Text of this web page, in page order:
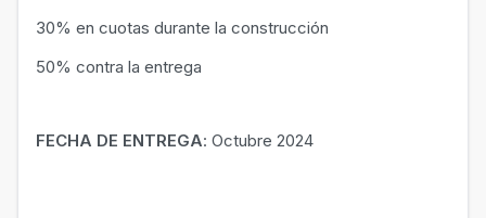
30% en cuotas durante la construcción
50% contra la entrega
FECHA DE ENTREGA: Octubre 2024